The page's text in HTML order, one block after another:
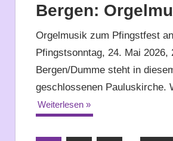
Bergen:
Orgelmusik zum Pfingstfest
Pfingstsonntag, 24. Mai
Bergen/Dumme steht in
geschlossenen Pauluskirche.
Weiterlesen